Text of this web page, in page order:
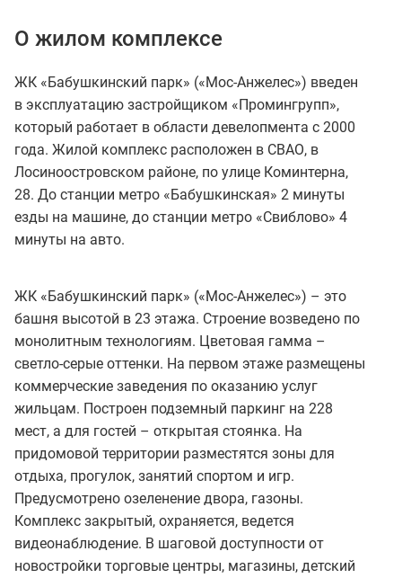
О жилом комплексе
ЖК «Бабушкинский парк» («Мос-Анжелес») введен
в эксплуатацию застройщиком «Промингрупп»,
который работает в области девелопмента с 2000
года. Жилой комплекс расположен в СВАО, в
Лосиноостровском районе, по улице Коминтерна,
28. До станции метро «Бабушкинская» 2 минуты
езды на машине, до станции метро «Свиблово» 4
минуты на авто.
ЖК «Бабушкинский парк» («Мос-Анжелес») – это
башня высотой в 23 этажа. Строение возведено по
монолитным технологиям. Цветовая гамма –
светло-серые оттенки. На первом этаже размещены
коммерческие заведения по оказанию услуг
жильцам. Построен подземный паркинг на 228
мест, а для гостей – открытая стоянка. На
придомовой территории разместятся зоны для
отдыха, прогулок, занятий спортом и игр.
Предусмотрено озеленение двора, газоны.
Комплекс закрытый, охраняется, ведется
видеонаблюдение. В шаговой доступности от
новостройки торговые центры, магазины, детский